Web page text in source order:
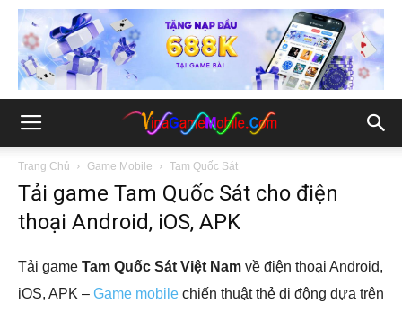
Trang Chủ Game Mobile Tam Quốc Sát
Tải game Tam Quốc Sát cho điện
thoại Android, iOS, APK
Tải game Tam Quốc Sát Việt Nam về điện thoại Android,
iOS, APK – Game mobile chiến thuật thẻ di động dựa trên